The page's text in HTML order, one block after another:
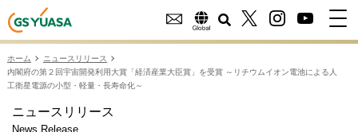
ホーム
ニュースリリース
内閣府の第２回宇宙開発利用大賞「経済産業大臣賞」を受賞 ～リチウムイオン電池による人
工衛星電源の小型・軽量・長寿命化～
ニュースリリース
News Release